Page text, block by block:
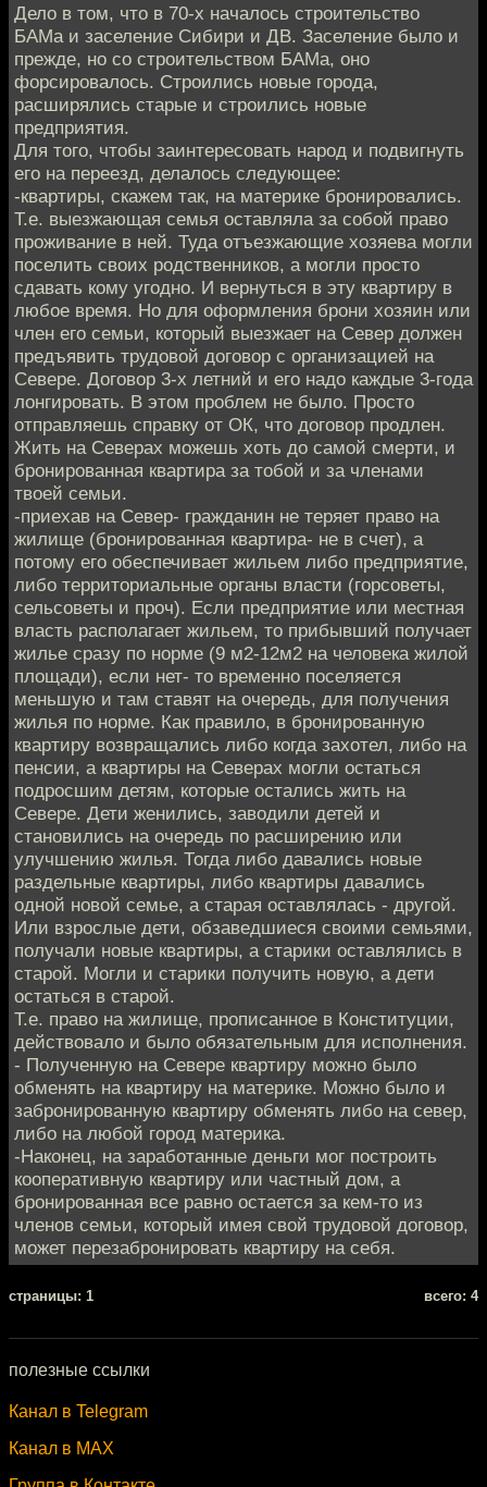
Дело в том, что в 70-х началось строительство
БАМа и заселение Сибири и ДВ. Заселение было и
прежде, но со строительством БАМа, оно
форсировалось. Строились новые города,
расширялись старые и строились новые
предприятия.
Для того, чтобы заинтересовать народ и подвигнуть
его на переезд, делалось следующее:
-квартиры, скажем так, на материке бронировались.
Т.е. выезжающая семья оставляла за собой право
проживание в ней. Туда отъезжающие хозяева могли
поселить своих родственников, а могли просто
сдавать кому угодно. И вернуться в эту квартиру в
любое время. Но для оформления брони хозяин или
член его семьи, который выезжает на Север должен
предъявить трудовой договор с организацией на
Севере. Договор 3-х летний и его надо каждые 3-года
лонгировать. В этом проблем не было. Просто
отправляешь справку от ОК, что договор продлен.
Жить на Северах можешь хоть до самой смерти, и
бронированная квартира за тобой и за членами
твоей семьи.
-приехав на Север- гражданин не теряет право на
жилище (бронированная квартира- не в счет), а
потому его обеспечивает жильем либо предприятие,
либо территориальные органы власти (горсоветы,
сельсоветы и проч). Если предприятие или местная
власть располагает жильем, то прибывший получает
жилье сразу по норме (9 м2-12м2 на человека жилой
площади), если нет- то временно поселяется
меньшую и там ставят на очередь, для получения
жилья по норме. Как правило, в бронированную
квартиру возвращались либо когда захотел, либо на
пенсии, а квартиры на Северах могли остаться
подросшим детям, которые остались жить на
Севере. Дети женились, заводили детей и
становились на очередь по расширению или
улучшению жилья. Тогда либо давались новые
раздельные квартиры, либо квартиры давались
одной новой семье, а старая оставлялась - другой.
Или взрослые дети, обзаведшиеся своими семьями,
получали новые квартиры, а старики оставлялись в
старой. Могли и старики получить новую, а дети
остаться в старой.
Т.е. право на жилище, прописанное в Конституции,
действовало и было обязательным для исполнения.
- Полученную на Севере квартиру можно было
обменять на квартиру на материке. Можно было и
забронированную квартиру обменять либо на север,
либо на любой город материка.
-Наконец, на заработанные деньги мог построить
кооперативную квартиру или частный дом, а
бронированная все равно остается за кем-то из
членов семьи, который имея свой трудовой договор,
может перезабронировать квартиру на себя.
cтраницы: 1 всего: 4
полезные ссылки
Канал в Telegram
Канал в MAX